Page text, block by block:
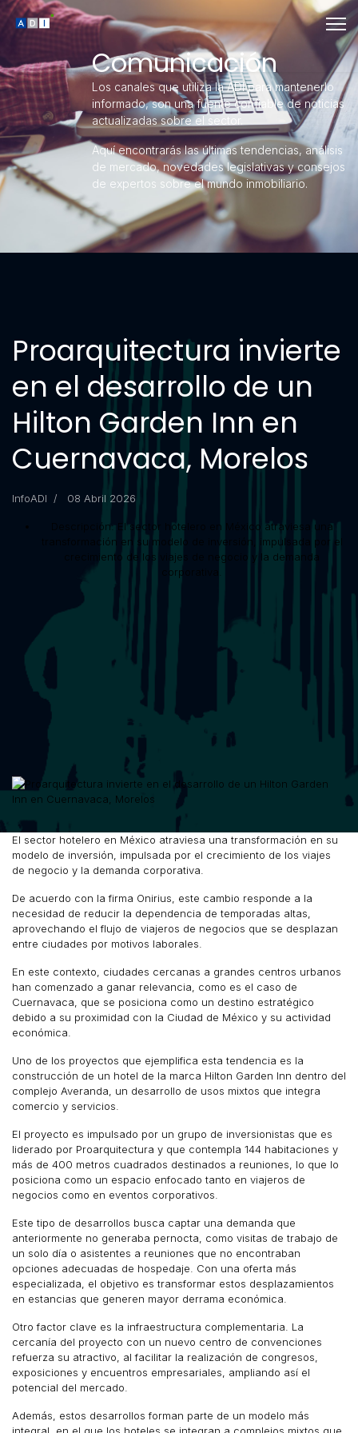
Comunicación
Los canales que utiliza la ADI para mantenerlo
informado, son una fuente confiable de noticias
actualizadas sobre el sector.
Aquí encontrarás las últimas tendencias, análisis
de mercado, novedades legislativas y consejos
de expertos sobre el mundo inmobiliario.
Proarquitectura invierte
en el desarrollo de un
Hilton Garden Inn en
Cuernavaca, Morelos
InfoADI 08 Abril 2026
Descripción: El sector hotelero en México atraviesa una
transformación en su modelo de inversión, impulsada por el
crecimiento de los viajes de negocio y la demanda
corporativa.
El sector hotelero en México atraviesa una transformación en su
modelo de inversión, impulsada por el crecimiento de los viajes
de negocio y la demanda corporativa.
De acuerdo con la firma Onirius, este cambio responde a la
necesidad de reducir la dependencia de temporadas altas,
aprovechando el flujo de viajeros de negocios que se desplazan
entre ciudades por motivos laborales.
En este contexto, ciudades cercanas a grandes centros urbanos
han comenzado a ganar relevancia, como es el caso de
Cuernavaca, que se posiciona como un destino estratégico
debido a su proximidad con la Ciudad de México y su actividad
económica.
Uno de los proyectos que ejemplifica esta tendencia es la
construcción de un hotel de la marca Hilton Garden Inn dentro del
complejo Averanda, un desarrollo de usos mixtos que integra
comercio y servicios.
El proyecto es impulsado por un grupo de inversionistas que es
liderado por Proarquitectura y que contempla 144 habitaciones y
más de 400 metros cuadrados destinados a reuniones, lo que lo
posiciona como un espacio enfocado tanto en viajeros de
negocios como en eventos corporativos.
Este tipo de desarrollos busca captar una demanda que
anteriormente no generaba pernocta, como visitas de trabajo de
un solo día o asistentes a reuniones que no encontraban
opciones adecuadas de hospedaje. Con una oferta más
especializada, el objetivo es transformar estos desplazamientos
en estancias que generen mayor derrama económica.
Otro factor clave es la infraestructura complementaria. La
cercanía del proyecto con un nuevo centro de convenciones
refuerza su atractivo, al facilitar la realización de congresos,
exposiciones y encuentros empresariales, ampliando así el
potencial del mercado.
Además, estos desarrollos forman parte de un modelo más